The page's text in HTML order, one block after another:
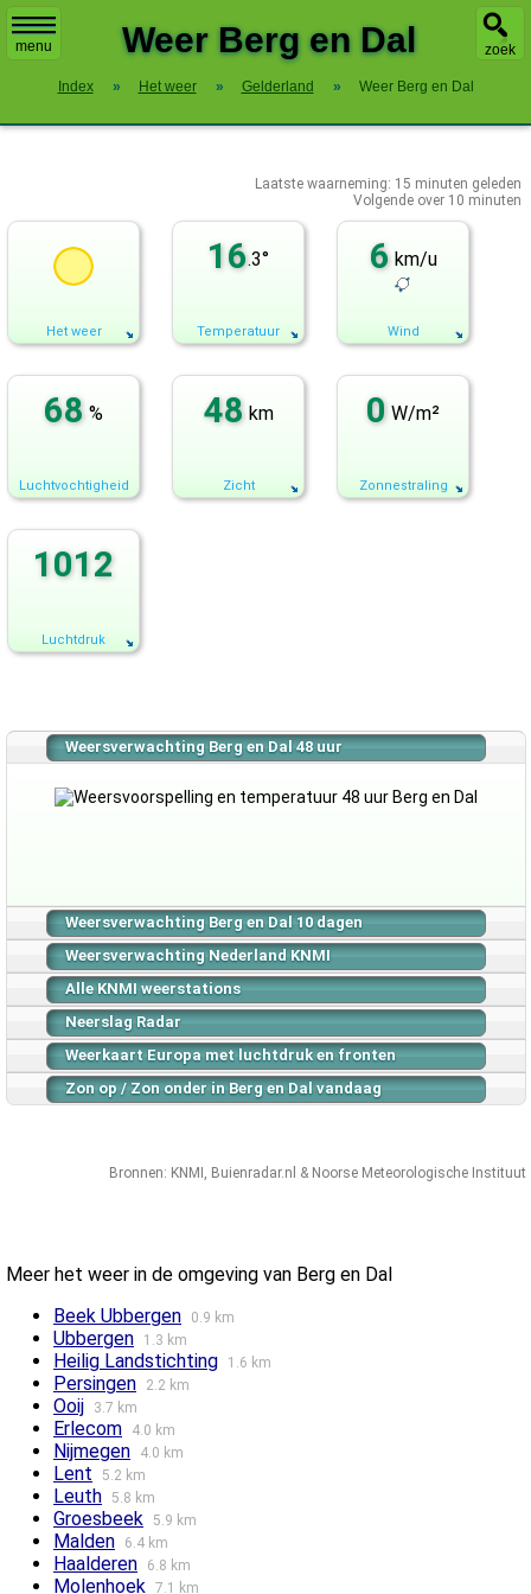
menu zoek
Weer Berg en Dal
Index » Het weer » Gelderland » Weer Berg en Dal
Laatste waarneming: 15 minuten geleden
Volgende over 10 minuten
Het weer
16.3°
Temperatuur
6 km/u
Wind
68 %
Luchtvochtigheid
48 km
Zicht
0 W/m²
Zonnestraling
1012
Luchtdruk
Weersverwachting Berg en Dal 48 uur
Weersverwachting Berg en Dal 10 dagen
Weersverwachting Nederland KNMI
Alle KNMI weerstations
Neerslag Radar
Weerkaart Europa met luchtdruk en fronten
Zon op / Zon onder in Berg en Dal vandaag
Bronnen: KNMI , Buienradar.nl & Noorse Meteorologische Instituut
Meer het weer in de omgeving van Berg en Dal
Beek Ubbergen
0.9 km
Ubbergen 1.3 km
Heilig Landstichting 1.6 km
Persingen 2.2 km
Ooij 3.7 km
Erlecom 4.0 km
Nijmegen 4.0 km
Lent 5.2 km
Leuth 5.8 km
Groesbeek 5.9 km
Malden 6.4 km
Haalderen 6.8 km
Molenhoek 7.1 km